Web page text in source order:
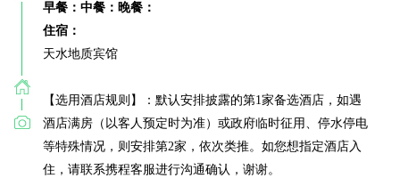
早餐：中餐：晚餐：
住宿：
天水地质宾馆
【选用酒店规则】：默认安排披露的第1家备选酒店，如遇
酒店满房（以客人预定时为准）或政府临时征用、停水停电
等特殊情况，则安排第2家，依次类推。如您想指定酒店入
住，请联系携程客服进行沟通确认，谢谢。